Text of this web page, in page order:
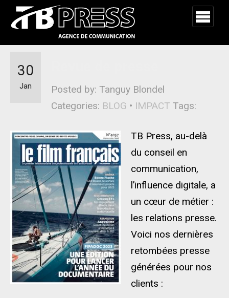
Posted by: Tanguy Blondel
Categories: BLOG • IMPACT Tags:
30
Jan
TB Press, au-delà
du conseil en
communication,
l’influence digitale, a
un cœur de métier :
les relations presse.
Voici nos dernières
retombées presse
générées pour nos
clients :